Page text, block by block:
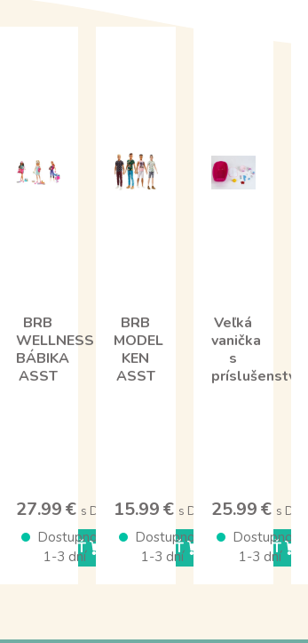
KÚPIŤ
BRB
WELLNESS
BÁBIKA
ASST
27.99 € s DPH
Dostupnosť
1-3 dní
KÚPIŤ
BRB
MODEL
KEN
ASST
15.99 € s DPH
Dostupnosť
1-3 dní
KÚPIŤ
Veľká
vanička
s
príslušenstvom
25.99 € s DPH
Dostupnosť
1-3 dní